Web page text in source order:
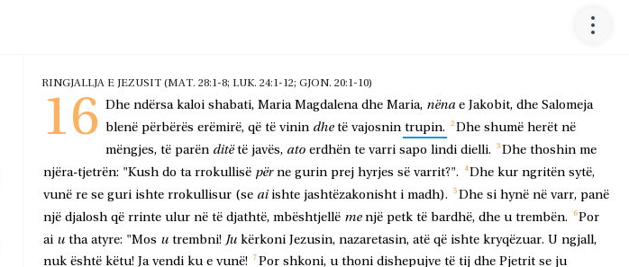
RINGJALLJA E JEZUSIT (MAT. 28:1-8; LUK. 24:1-12; GJON. 20:1-10)
16 Dhe ndërsa kaloi shabati, Maria Magdalena dhe Maria, nëna e Jakobit, dhe Salomeja
blenë përbërës erëmirë, që të vinin dhe të vajosnin trupin. Dhe shumë herët në
mëngjes, të parën ditë të javës, ato erdhën te varri sapo lindi dielli. Dhe thoshin me
njëra-tjetrën: "Kush do ta rrokullisë për ne gurin prej hyrjes së varrit?". Dhe kur ngritën sytë,
vunë re se guri ishte rrokullisur (se ai ishte jashtëzakonisht i madh). Dhe si hynë në varr, panë
një djalosh që rrinte ulur në të djathtë, mbështjellë me një petk të bardhë, dhe u trembën.
Por
ai u tha atyre: "Mos u trembni! Ju kërkoni Jezusin, nazaretasin, atë që ishte kryqëzuar. U ngjall,
nuk është këtu! Ja vendi ku e vunë! Por shkoni, u thoni dishepujve të tij dhe Pjetrit se ju